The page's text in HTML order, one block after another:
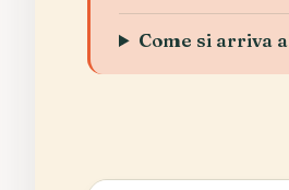
Come si arriva